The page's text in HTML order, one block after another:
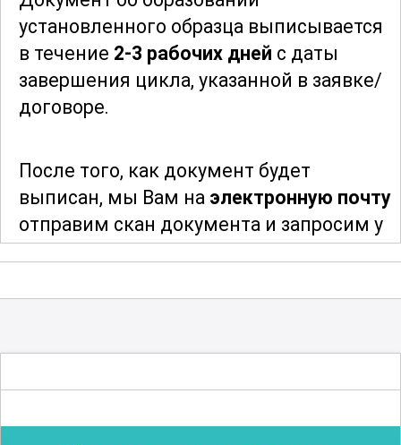
специалистом в области гофрировки
трубок. Освоив все тонкости и нюансы
профессии, вы сможете уверенно
претендовать на лучшие позиции на
карьеру.
; Возможны разряды со второго по третий
установленного образца выписывается
в течение 2-3 рабочих дней с даты
завершения цикла, указанной в заявке/
договоре.
После того, как документ будет
выписан, мы Вам на электронную почту
отправим скан документа и запросим у
Вас адрес и индекс для отправки
мы сообщим Вам трек-номер для
документа об образовании.
Благодарим за сотрудничество!